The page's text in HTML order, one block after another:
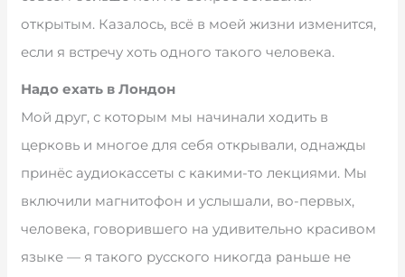
открытым. Казалось, всё в моей жизни изменится,
если я встречу хоть одного такого человека.
Надо ехать в Лондон
Мой друг, с которым мы начинали ходить в
церковь и многое для себя открывали, однажды
принёс аудиокассеты с какими-то лекциями. Мы
включили магнитофон и услышали, во-первых,
человека, говорившего на удивительно красивом
языке — я такого русского никогда раньше не